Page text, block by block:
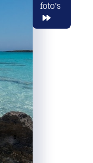
foto's
